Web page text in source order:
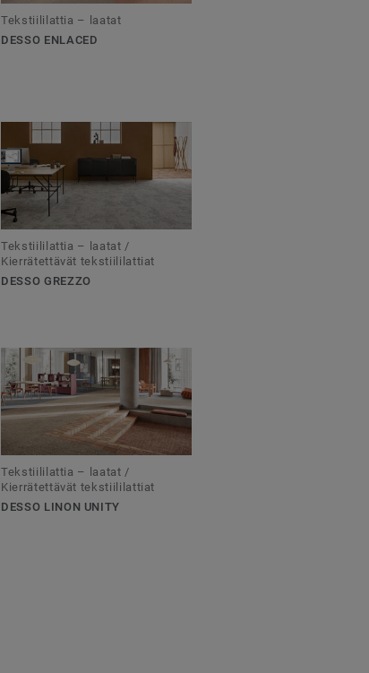
Tekstiililattia – laatat
DESSO ENLACED
Tekstiililattia – laatat /
Kierrätettävät tekstiililattiat
DESSO GREZZO
Tekstiililattia – laatat /
Kierrätettävät tekstiililattiat
DESSO LINON UNITY